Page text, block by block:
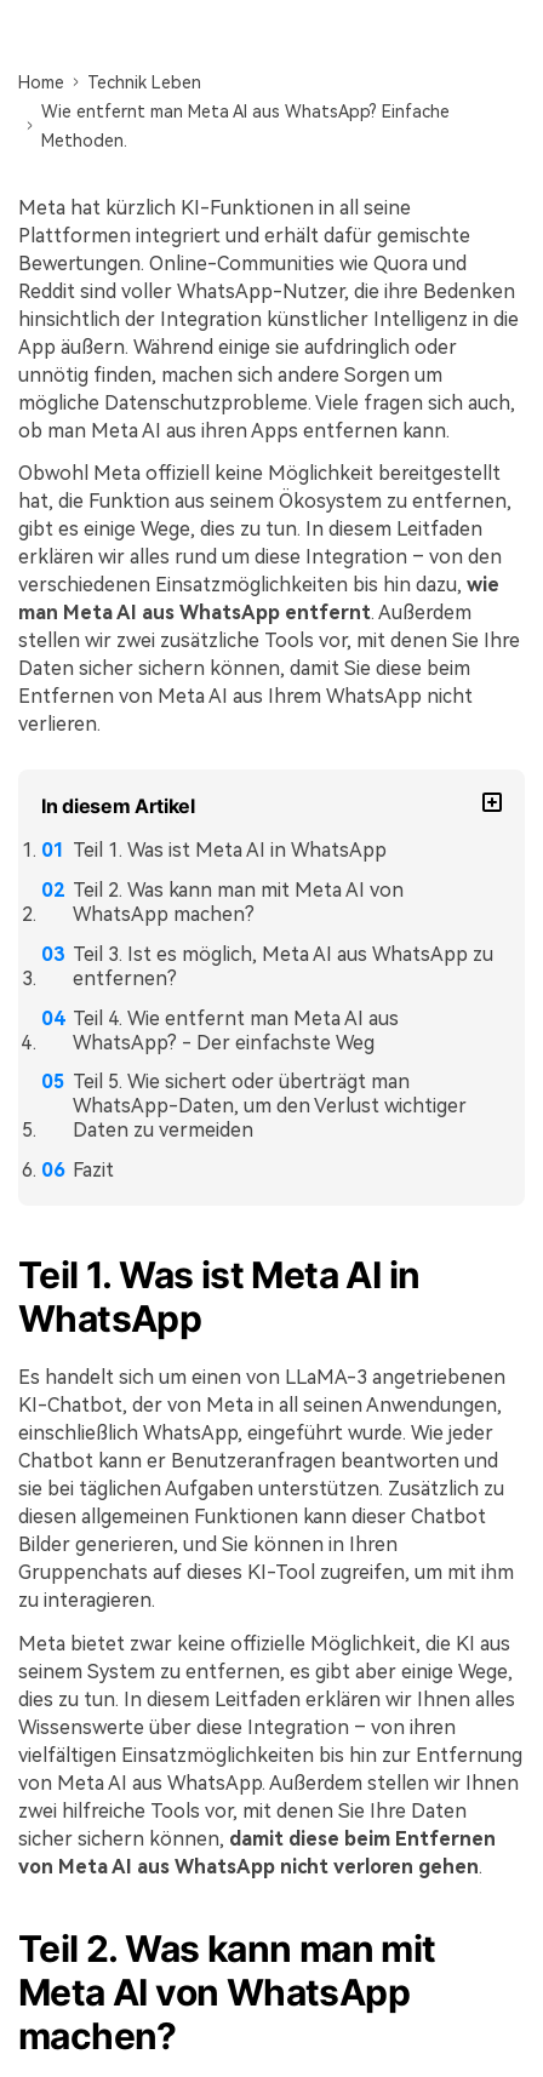
Geschäftsplan
Bildungsplan
Hilfe erhalten
Home
Technik Leben
Wie entfernt man Meta AI aus WhatsApp? Einfache
Methoden.
Meta hat kürzlich KI-Funktionen in all seine
Plattformen integriert und erhält dafür gemischte
Bewertungen. Online-Communities wie Quora und
Reddit sind voller WhatsApp-Nutzer, die ihre Bedenken
hinsichtlich der Integration künstlicher Intelligenz in die
App äußern. Während einige sie aufdringlich oder
unnötig finden, machen sich andere Sorgen um
mögliche Datenschutzprobleme. Viele fragen sich auch,
ob man Meta AI aus ihren Apps entfernen kann.
Obwohl Meta offiziell keine Möglichkeit bereitgestellt
hat, die Funktion aus seinem Ökosystem zu entfernen,
gibt es einige Wege, dies zu tun. In diesem Leitfaden
erklären wir alles rund um diese Integration – von den
verschiedenen Einsatzmöglichkeiten bis hin dazu, wie
man Meta AI aus WhatsApp entfernt. Außerdem
stellen wir zwei zusätzliche Tools vor, mit denen Sie Ihre
Daten sicher sichern können, damit Sie diese beim
Entfernen von Meta AI aus Ihrem WhatsApp nicht
verlieren.
In diesem Artikel
Teil 1. Was ist Meta AI in WhatsApp
Teil 2. Was kann man mit Meta AI von
WhatsApp machen?
Teil 3. Ist es möglich, Meta AI aus WhatsApp zu
entfernen?
Teil 4. Wie entfernt man Meta AI aus
WhatsApp? - Der einfachste Weg
Teil 5. Wie sichert oder überträgt man
WhatsApp-Daten, um den Verlust wichtiger
Daten zu vermeiden
Fazit
Teil 1. Was ist Meta AI in
WhatsApp
Es handelt sich um einen von LLaMA-3 angetriebenen
KI-Chatbot, der von Meta in all seinen Anwendungen,
einschließlich WhatsApp, eingeführt wurde. Wie jeder
Chatbot kann er Benutzeranfragen beantworten und
sie bei täglichen Aufgaben unterstützen. Zusätzlich zu
diesen allgemeinen Funktionen kann dieser Chatbot
Bilder generieren, und Sie können in Ihren
Gruppenchats auf dieses KI-Tool zugreifen, um mit ihm
zu interagieren.
Meta bietet zwar keine offizielle Möglichkeit, die KI aus
seinem System zu entfernen, es gibt aber einige Wege,
dies zu tun. In diesem Leitfaden erklären wir Ihnen alles
Wissenswerte über diese Integration – von ihren
vielfältigen Einsatzmöglichkeiten bis hin zur Entfernung
von Meta AI aus WhatsApp. Außerdem stellen wir Ihnen
zwei hilfreiche Tools vor, mit denen Sie Ihre Daten
sicher sichern können, damit diese beim Entfernen
von Meta AI aus WhatsApp nicht verloren gehen.
Teil 2. Was kann man mit
Meta AI von WhatsApp
machen?